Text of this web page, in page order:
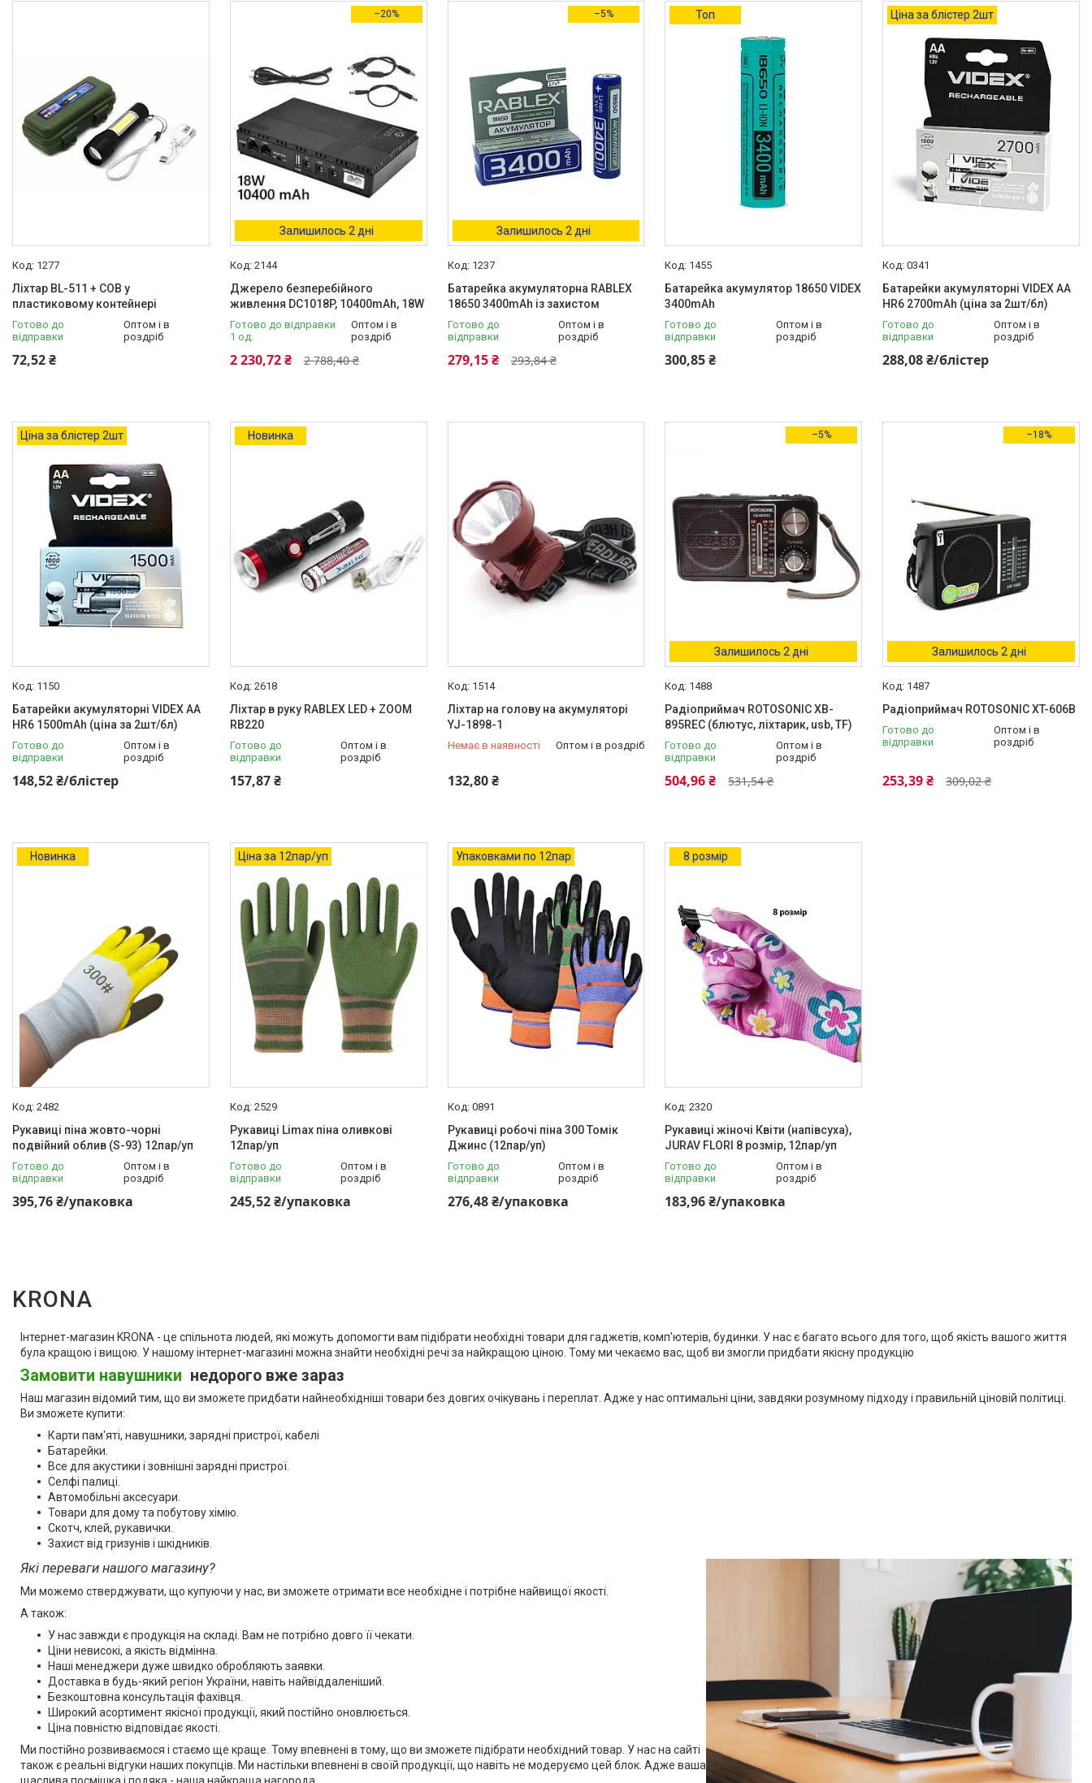
1277
Ліхтар BL-511 + COB у
пластиковому контейнері
Готово до
відправки
Оптом і в
роздріб
72,52 ₴
–20%
Залишилось 2 дні
2144
Джерело безперебійного
живлення DC1018P, 10400mAh, 18W
Готово до відправки
1 од.
Оптом і в
роздріб
2 788,40 ₴
2 230,72 ₴
–5%
Залишилось 2 дні
1237
Батарейка акумуляторна RABLEX
18650 3400mAh із захистом
Готово до
відправки
Оптом і в
роздріб
293,84 ₴
279,15 ₴
Топ
1455
Батарейка акумулятор 18650 VIDEX
3400mAh
Готово до
відправки
Оптом і в
роздріб
300,85 ₴
Ціна за блістер 2шт
0341
Батарейки акумуляторні VIDEX AA
HR6 2700mAh (ціна за 2шт/бл)
Готово до
відправки
Оптом і в
роздріб
288,08 ₴/блістер
Ціна за блістер 2шт
1150
Батарейки акумуляторні VIDEX AA
HR6 1500mAh (ціна за 2шт/бл)
Готово до
відправки
Оптом і в
роздріб
148,52 ₴/блістер
Новинка
2618
Ліхтар в руку RABLEX LED + ZOOM
RB220
Готово до
відправки
Оптом і в
роздріб
157,87 ₴
1514
Ліхтар на голову на акумуляторі
YJ-1898-1
Немає в наявності Оптом і в роздріб
132,80 ₴
+380 (63) 151-46-77
–5%
Залишилось 2 дні
1488
Радіоприймач ROTOSONIC XB-
895REC (блютус, ліхтарик, usb, TF)
Готово до
відправки
Оптом і в
роздріб
531,54 ₴
504,96 ₴
–18%
Залишилось 2 дні
1487
Радіоприймач ROTOSONIC XT-606B
Готово до
відправки
Оптом і в
роздріб
309,02 ₴
253,39 ₴
Новинка
2482
Рукавиці піна жовто-чорні
подвійний облив (S-93) 12пар/уп
Готово до
відправки
Оптом і в
роздріб
395,76 ₴/упаковка
Ціна за 12пар/уп
2529
Рукавиці Limax піна оливкові
12пар/уп
Готово до
відправки
Оптом і в
роздріб
245,52 ₴/упаковка
Упаковками по 12пар
0891
Рукавиці робочі піна 300 Томік
Джинс (12пар/уп)
Готово до
відправки
Оптом і в
роздріб
276,48 ₴/упаковка
8 розмір
2320
Рукавиці жіночі Квіти (напівсуха),
JURAV FLORI 8 розмір, 12пар/уп
Готово до
відправки
Оптом і в
роздріб
183,96 ₴/упаковка
KRONA
Інтернет-магазин KRONA - це спільнота людей, які можуть допомогти вам підібрати необхідні товари для гаджетів, комп'ютерів, будинки. У нас є багато всього для того, щоб якість вашого життя
була кращою і вищою. У нашому інтернет-магазині можна знайти необхідні речі за найкращою ціною. Тому ми чекаємо вас, щоб ви змогли придбати якісну продукцію
Замовити навушники недорого вже зараз
Наш магазин відомий тим, що ви зможете придбати найнеобхідніші товари без довгих очікувань і переплат. Адже у нас оптимальні ціни, завдяки розумному підходу і правильній ціновій політиці.
Ви зможете купити:
Карти пам'яті, навушники, зарядні пристрої, кабелі
Батарейки.
Все для акустики і зовнішні зарядні пристрої.
Селфі палиці.
Автомобільні аксесуари.
Товари для дому та побутову хімію.
Скотч, клей, рукавички.
Захист від гризунів і шкідників.
Які переваги нашого магазину?
Ми можемо стверджувати, що купуючи у нас, ви зможете отримати все необхідне і потрібне найвищої якості.
А також:
У нас завжди є продукція на складі. Вам не потрібно довго її чекати.
Ціни невисокі, а якість відмінна.
Наші менеджери дуже швидко обробляють заявки.
Доставка в будь-який регіон України, навіть найвіддаленіший.
Безкоштовна консультація фахівця.
Широкий асортимент якісної продукції, який постійно оновлюється.
Ціна повністю відповідає якості.
Ми постійно розвиваємося і стаємо ще краще. Тому впевнені в тому, що ви зможете підібрати необхідний товар. У нас на сайті
також є реальні відгуки наших покупців. Ми настільки впевнені в своїй продукції, що навіть не модеруємо цей блок. Адже ваша